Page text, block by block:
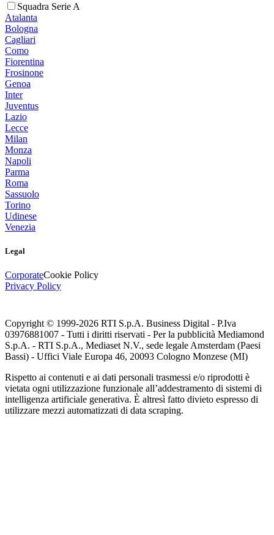
Squadra Serie A
Atalanta
Bologna
Cagliari
Como
Fiorentina
Frosinone
Genoa
Inter
Juventus
Lazio
Lecce
Milan
Monza
Napoli
Parma
Roma
Sassuolo
Torino
Udinese
Venezia
Legal
CorporateCookie Policy
Privacy Policy
Copyright © 1999-2026 RTI S.p.A. Business Digital - P.Iva
03976881007 - Tutti i diritti riservati - Per la pubblicità Mediamond
S.p.A. - RTI S.p.A., Mediaset N.V., sede legale Amsterdam (Paesi
Bassi) - Uffici Viale Europa 46, 20093 Cologno Monzese (MI)
Rispetto ai contenuti e ai dati personali trasmessi e/o riprodotti è
vietata ogni utilizzazione funzionale all’addestramento di sistemi di
intelligenza artificiale generativa. È altresì fatto divieto espresso di
utilizzare mezzi automatizzati di data scraping.